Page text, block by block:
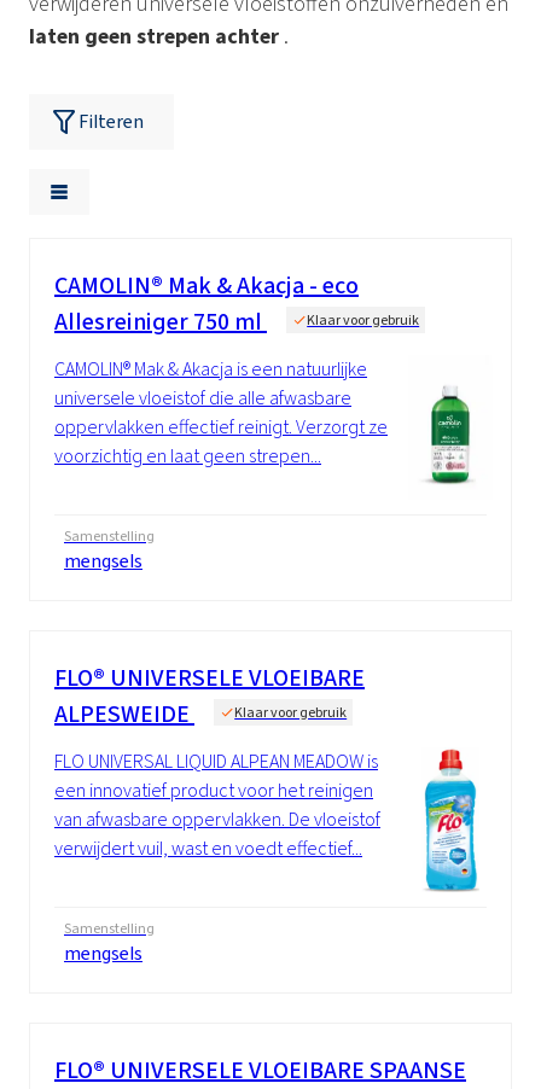
laten geen strepen achter .
Filteren
CAMOLIN® Mak & Akacja - eco
Allesreiniger 750 ml
Klaar voor gebruik
CAMOLIN® Mak & Akacja is een natuurlijke
universele vloeistof die alle afwasbare
oppervlakken effectief reinigt. Verzorgt ze
voorzichtig en laat geen strepen...
Samenstelling
mengsels
FLO® UNIVERSELE VLOEIBARE
ALPESWEIDE
Klaar voor gebruik
FLO UNIVERSAL LIQUID ALPEAN MEADOW is
een innovatief product voor het reinigen
van afwasbare oppervlakken. De vloeistof
verwijdert vuil, wast en voedt effectief...
Samenstelling
mengsels
FLO® UNIVERSELE VLOEIBARE SPAANSE